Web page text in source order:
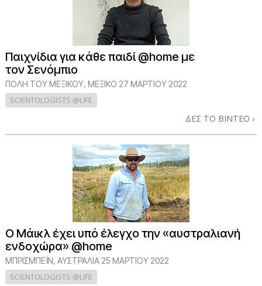
Παιχνίδια για κάθε παιδί @home με
τον Σενόμπιο
ΠΌΛΗ ΤΟΥ ΜΕΞΙΚΟΎ, ΜΕΞΙΚΌ 27 ΜΑΡΤΙΟΥ 2022
SCIENTOLOGISTS @LIFE
ΔΕΣ ΤΟ ΒΙΝΤΕΟ
Ο Μάικλ έχει υπό έλεγχο την «αυστραλιανή
ενδοχώρα» @home
ΜΠΡΊΣΜΠΕΪΝ, ΑΥΣΤΡΑΛΊΑ 25 ΜΑΡΤΙΟΥ 2022
SCIENTOLOGISTS @LIFE